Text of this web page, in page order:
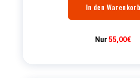
In den Warenkorb
Nur55,00€